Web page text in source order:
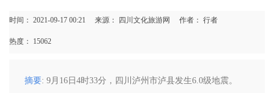
时间： 2021-09-17 00:21 来源： 四川文化旅游网 作者： 行者
热度： 15062
摘要: 9月16日4时33分，四川泸州市泸县发生6.0级地震。